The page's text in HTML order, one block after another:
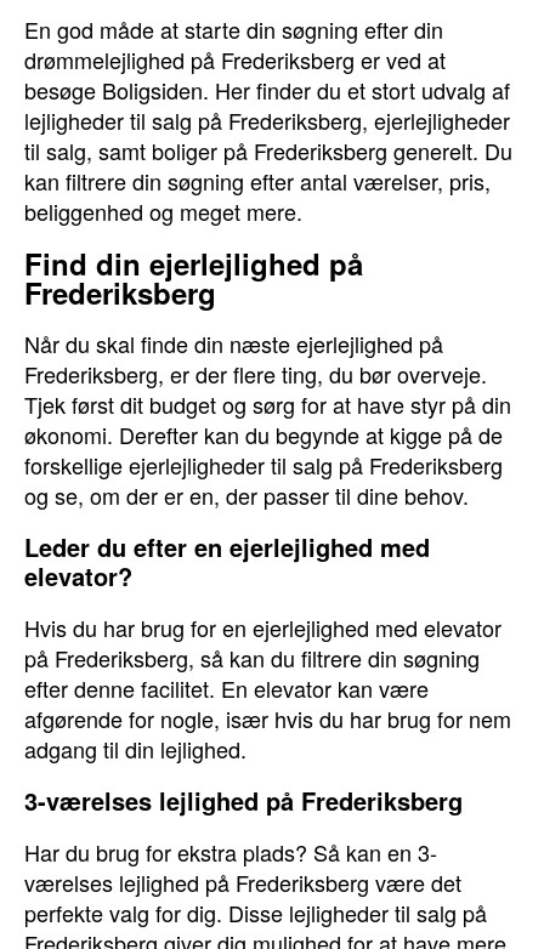
En god måde at starte din søgning efter din
drømmelejlighed på Frederiksberg er ved at
besøge Boligsiden. Her finder du et stort udvalg af
lejligheder til salg på Frederiksberg, ejerlejligheder
til salg, samt boliger på Frederiksberg generelt. Du
kan filtrere din søgning efter antal værelser, pris,
beliggenhed og meget mere.
Find din ejerlejlighed på
Frederiksberg
Når du skal finde din næste ejerlejlighed på
Frederiksberg, er der flere ting, du bør overveje.
Tjek først dit budget og sørg for at have styr på din
økonomi. Derefter kan du begynde at kigge på de
forskellige ejerlejligheder til salg på Frederiksberg
og se, om der er en, der passer til dine behov.
Leder du efter en ejerlejlighed med
elevator?
Hvis du har brug for en ejerlejlighed med elevator
på Frederiksberg, så kan du filtrere din søgning
efter denne facilitet. En elevator kan være
afgørende for nogle, især hvis du har brug for nem
adgang til din lejlighed.
3-værelses lejlighed på Frederiksberg
Har du brug for ekstra plads? Så kan en 3-
værelses lejlighed på Frederiksberg være det
perfekte valg for dig. Disse lejligheder til salg på